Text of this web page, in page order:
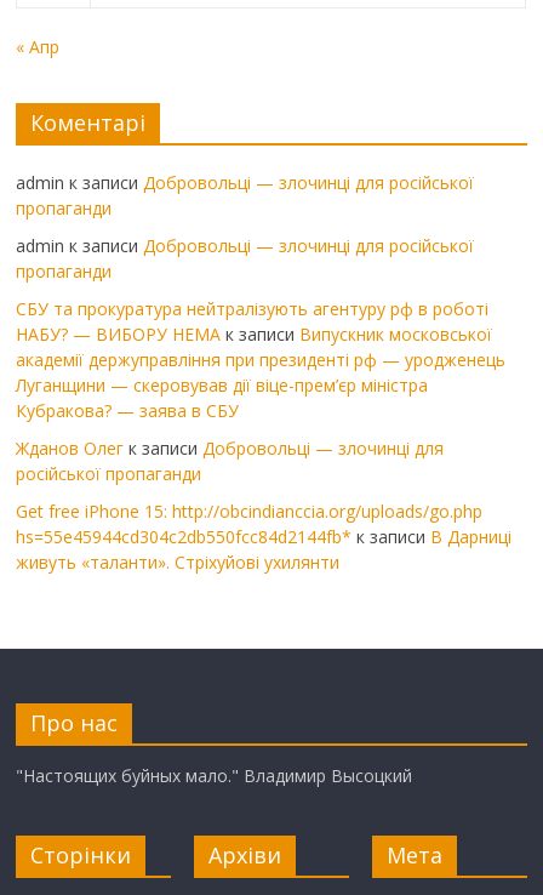
« Апр
Коментарі
admin к записиДобровольці — злочинці для російської
пропаганди
admin к записиДобровольці — злочинці для російської
пропаганди
СБУ та прокуратура нейтралізують агентуру рф в роботі
НАБУ? — ВИБОРУ НЕМА к записи Випускник московської
академії держуправління при президенті рф — уродженець
Луганщини — скеровував дії віце-прем’єр міністра
Кубракова? — заява в СБУ
Жданов Олег к записиДобровольці — злочинці для
російської пропаганди
Get free iPhone 15: http://obcindianccia.org/uploads/go.php
hs=55e45944cd304c2db550fcc84d2144fb* к записи В Дарниці
живуть «таланти». Стріхуйові ухилянти
Про нас
"Настоящих буйных мало." Владимир Высоцкий
Сторінки Архіви Мета